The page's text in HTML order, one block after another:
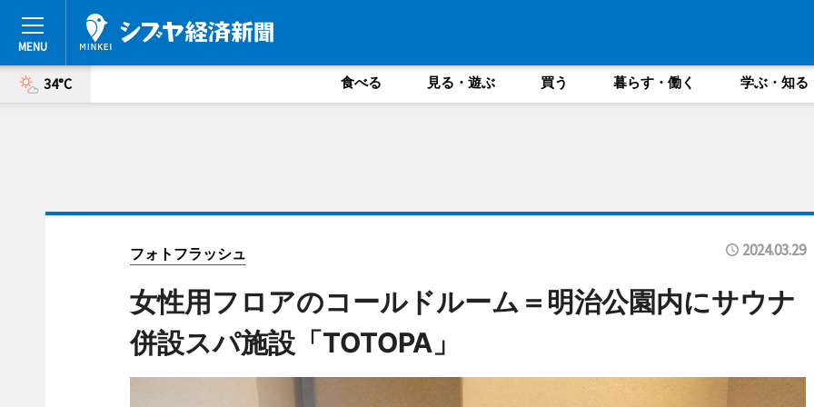
34°C 食べる 見る・遊ぶ 買う 暮らす・働く 学ぶ・知る
フォトフラッシュ 2024.03.29
女性用フロアのコールドルーム＝明治公園内にサウナ
併設スパ施設「TOTOPA」